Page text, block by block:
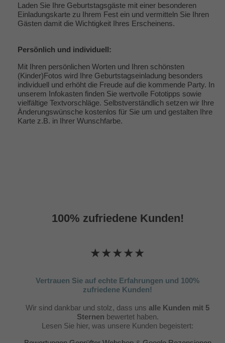
Laden Sie Ihre Geburtstagsgäste mit einer besonderen
Einladungskarte zu Ihrem Fest ein und vermitteln Sie Ihren
Gästen damit die Wichtigkeit Ihres Erscheinens.
Persönlich und individuell:
Mit Ihren persönlichen Worten und Ihren schönsten
(Kinder)Fotos wird Ihre Geburtstagseinladung besonders
individuell und erhöht die Freude auf die kommende Party. In
unserem Infokasten finden Sie wertvolle Fototipps sowie
vielfältige Textvorschläge. Selbstverständlich setzen wir Ihre
Änderungswünsche kostenlos für Sie um und gestalten Ihre
Karte z.B. in Ihrer Wunschfarbe.
100% zufriedene Kunden!
★★★★★
Vertrauen Sie auf echte Erfahrungen und 100%
zufriedene Kunden!
Wir sind dankbar und stolz, dass uns alle Kunden mit 5
Sternen bewertet haben.
Lesen Sie hier, was unsere Kunden begeistert: